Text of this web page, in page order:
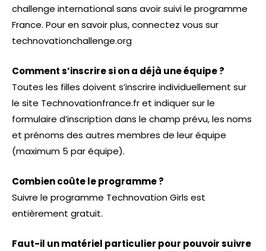
challenge international sans avoir suivi le programme
France. Pour en savoir plus, connectez vous sur
technovationchallenge.org
Comment s’inscrire si on a déjà une équipe ?
Toutes les filles doivent s’inscrire individuellement sur
le site Technovationfrance.fr et indiquer sur le
formulaire d’inscription dans le champ prévu, les noms
et prénoms des autres membres de leur équipe
(maximum 5 par équipe).
Combien coûte le programme ?
Suivre le programme Technovation Girls est
entièrement gratuit.
Faut-il un matériel particulier pour pouvoir suivre